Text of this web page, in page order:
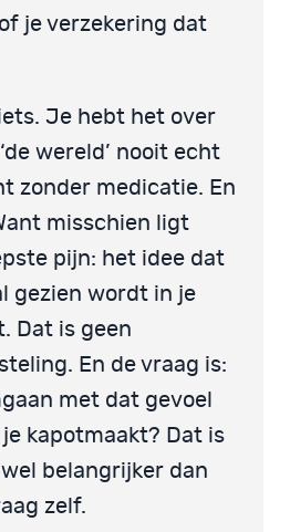
je verzekering dat
Je hebt het over
wereld’ nooit echt
zonder medicatie. En
misschien ligt
pijn: het idee dat
gezien wordt in je
Dat is geen
En de vraag is:
met dat gevoel
kapotmaakt? Dat is
belangrijker dan
zelf.